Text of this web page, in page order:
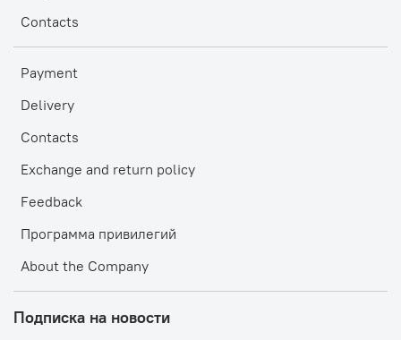
Contacts
Payment
Delivery
Contacts
Exchange and return policy
Feedback
Программа привилегий
About the Company
Подписка на новости